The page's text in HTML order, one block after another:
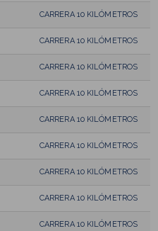
CARRERA 10 KILÓMETROS
CARRERA 10 KILÓMETROS
CARRERA 10 KILÓMETROS
CARRERA 10 KILÓMETROS
CARRERA 10 KILÓMETROS
CARRERA 10 KILÓMETROS
CARRERA 10 KILÓMETROS
CARRERA 10 KILÓMETROS
CARRERA 10 KILÓMETROS